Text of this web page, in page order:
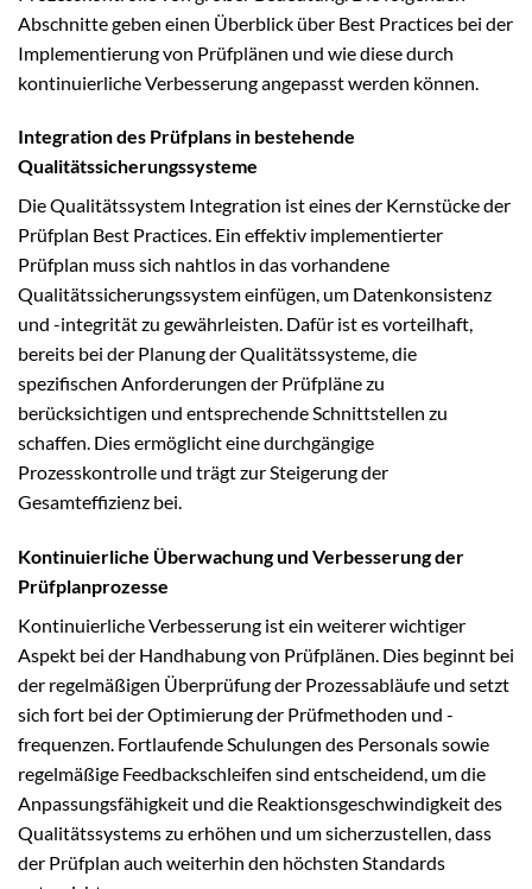
Abschnitte geben einen Überblick über Best Practices bei der
Implementierung von Prüfplänen und wie diese durch
kontinuierliche Verbesserung angepasst werden können.
Integration des Prüfplans in bestehende
Qualitätssicherungssysteme
Die Qualitätssystem Integration ist eines der Kernstücke der
Prüfplan Best Practices. Ein effektiv implementierter
Prüfplan muss sich nahtlos in das vorhandene
Qualitätssicherungssystem einfügen, um Datenkonsistenz
und -integrität zu gewährleisten. Dafür ist es vorteilhaft,
bereits bei der Planung der Qualitätssysteme, die
spezifischen Anforderungen der Prüfpläne zu
berücksichtigen und entsprechende Schnittstellen zu
schaffen. Dies ermöglicht eine durchgängige
Prozesskontrolle und trägt zur Steigerung der
Gesamteffizienz bei.
Kontinuierliche Überwachung und Verbesserung der
Prüfplanprozesse
Kontinuierliche Verbesserung ist ein weiterer wichtiger
Aspekt bei der Handhabung von Prüfplänen. Dies beginnt bei
der regelmäßigen Überprüfung der Prozessabläufe und setzt
sich fort bei der Optimierung der Prüfmethoden und -
frequenzen. Fortlaufende Schulungen des Personals sowie
regelmäßige Feedbackschleifen sind entscheidend, um die
Anpassungsfähigkeit und die Reaktionsgeschwindigkeit des
Qualitätssystems zu erhöhen und um sicherzustellen, dass
der Prüfplan auch weiterhin den höchsten Standards